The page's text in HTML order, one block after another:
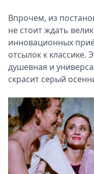
Впрочем, из
не стоит ждать
инновационных
отсылок к классике.
душевная и
скрасит серый